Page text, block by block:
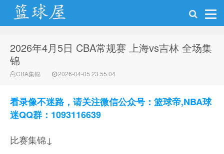
NBA录像网
2026年4月5日 CBA常规赛 上海vs吉林 全场集
锦
CBA集锦 2026-04-05 23:55:04
看录像不迷路，请关注微信公众号：篮球帝,NBA球
迷QQ群：1093116639
比赛集锦↓